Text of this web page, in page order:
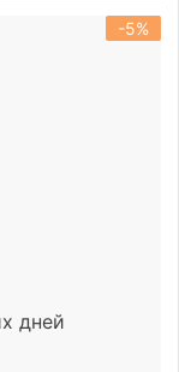
-5%
дней